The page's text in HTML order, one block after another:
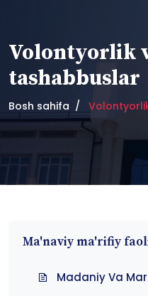
Volontyorlik
tashabbuslar
Bosh sahifa
Ma'naviy ma'rifiy
Madaniy Va